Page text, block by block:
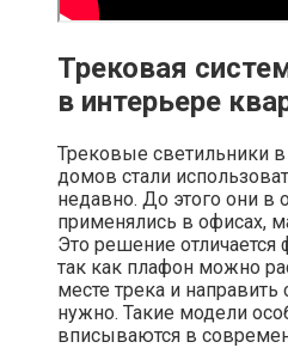
Трековая
в интерьере
Трековые светильники в
домов стали
недавно. До этого они в
применялись в офисах,
Это решение
так как плафон можно
месте трека и направить
нужно. Такие модели
вписываются в